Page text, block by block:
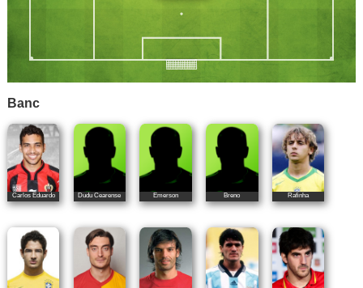
Banc
Carlos Eduardo Dudu Cearense Emerson Breno Rafinha